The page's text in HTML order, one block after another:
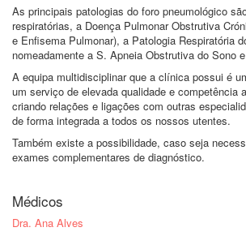
As principais patologias do foro pneumológico
respiratórias, a Doença Pulmonar Obstrutiva
e Enfisema Pulmonar), a Patologia Respiratória
nomeadamente a S. Apneia Obstrutiva do Sono
A equipa multidisciplinar que a clínica possui é
um serviço de elevada qualidade e competência
criando relações e ligações com outras
de forma integrada a todos os nossos utentes.
Também existe a possibilidade, caso seja
exames complementares de diagnóstico.
Médicos
Dra. Ana Alves